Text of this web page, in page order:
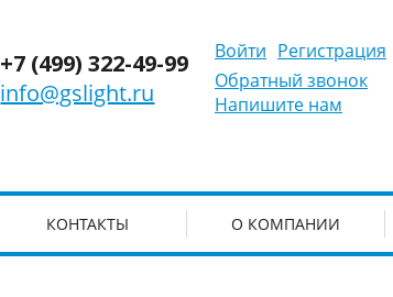
+7 (499) 322-49-99
info@gslight.ru
Войти Регистрация
Обратный звонок
Напишите нам
КОНТАКТЫ О КОМПАНИИ